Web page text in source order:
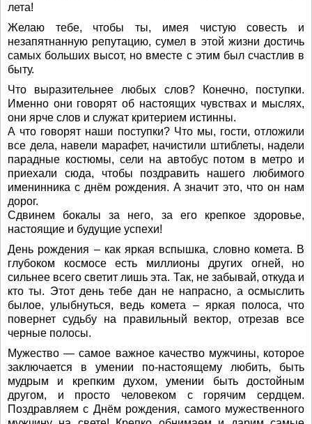
лета!
Желаю тебе, чтобы ты, имея чистую совесть и
незапятнанную репутацию, сумел в этой жизни достичь
самых больших высот, но вместе с этим был счастлив в
быту.
Что выразительнее любых слов? Конечно, поступки.
Именно они говорят об настоящих чувствах и мыслях,
они ярче слов и служат критерием истинны.
А что говорят наши поступки? Что мы, гости, отложили
все дела, навели марафет, начистили штиблеты, надели
парадные костюмы, сели на автобус потом в метро и
приехали сюда, чтобы поздравить нашего любимого
именинника с днём рождения. А значит это, что он нам
дорог.
Сдвинем бокалы за него, за его крепкое здоровье,
настоящие и будущие успехи!
День рождения – как яркая вспышка, словно комета. В
глубоком космосе есть миллионы других огней, но
сильнее всего светит лишь эта. Так, не забывай, откуда и
кто ты. Этот день тебе дан не напрасно, а осмыслить
былое, улыбнуться, ведь комета – яркая полоса, что
повернет судьбу на правильный вектор, отрезав все
черные полосы.
Мужество — самое важное качество мужчины, которое
заключается в умении по-настоящему любить, быть
мудрым и крепким духом, умении быть достойным
другом, и просто человеком с горячим сердцем.
Поздравляем с Днём рождения, самого мужественного